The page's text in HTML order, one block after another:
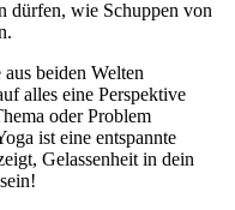
dürfen, wie Schuppen von
beiden Welten
alles eine Perspektive
oder Problem
ist eine entspannte
Gelassenheit in dein